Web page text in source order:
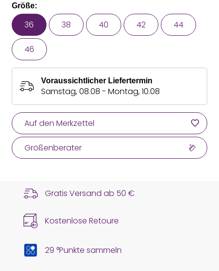
Größe:
36 38 40 42 44
46
Voraussichtlicher Liefertermin
Samstag, 08.08 - Montag, 10.08
Auf den Merkzettel
Größenberater
Gratis Versand ab 50 €
Kostenlose Retoure
29 °Punkte sammeln